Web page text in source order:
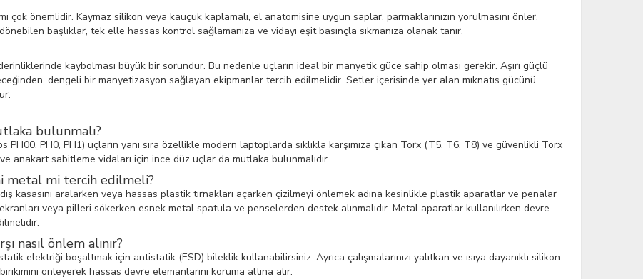
çok önemlidir. Kaymaz silikon veya kauçuk kaplamalı, el anatomisine uygun saplar, parmaklarınızın yorulmasını önler.
başlıklar, tek elle hassas kontrol sağlamanıza ve vidayı eşit basınçla sıkmanıza olanak tanır.
kaybolması büyük bir sorundur. Bu nedenle uçların ideal bir manyetik güce sahip olması gerekir. Aşırı güçlü
dengeli bir manyetizasyon sağlayan ekipmanlar tercih edilmelidir. Setler içerisinde yer alan mıknatıs gücünü
bulunmalı?
PH0, PH1) uçların yanı sıra özellikle modern laptoplarda sıklıkla karşımıza çıkan Torx (T5, T6, T8) ve güvenlikli Torx
anakart sabitleme vidaları için ince düz uçlar da mutlaka bulunmalıdır.
metal mi tercih edilmeli?
kasasını aralarken veya hassas plastik tırnakları açarken çizilmeyi önlemek adına kesinlikle plastik aparatlar ve penalar
ekranları veya pilleri sökerken esnek metal spatula ve penselerden destek alınmalıdır. Metal aparatlar kullanılırken devre
nasıl önlem alınır?
elektriği boşaltmak için antistatik (ESD) bileklik kullanabilirsiniz. Ayrıca çalışmalarınızı yalıtkan ve ısıya dayanıklı silikon
önleyerek hassas devre elemanlarını koruma altına alır.